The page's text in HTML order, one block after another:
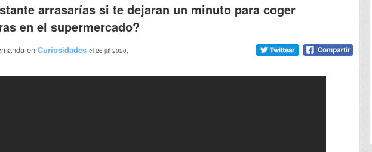
arrasarías si te dejaran un minuto para coger
en el supermercado?
en Curiosidades el 26 jul 2020,